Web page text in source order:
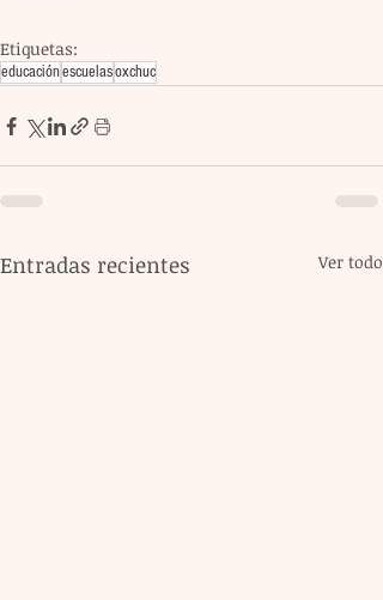
Etiquetas:
educaciónescuelasoxchuc
Entradas recientes Ver todo